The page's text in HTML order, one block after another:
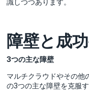
障壁と成
3つの主な障壁
マルチクラウドやその他
の3つの主な障壁を克服